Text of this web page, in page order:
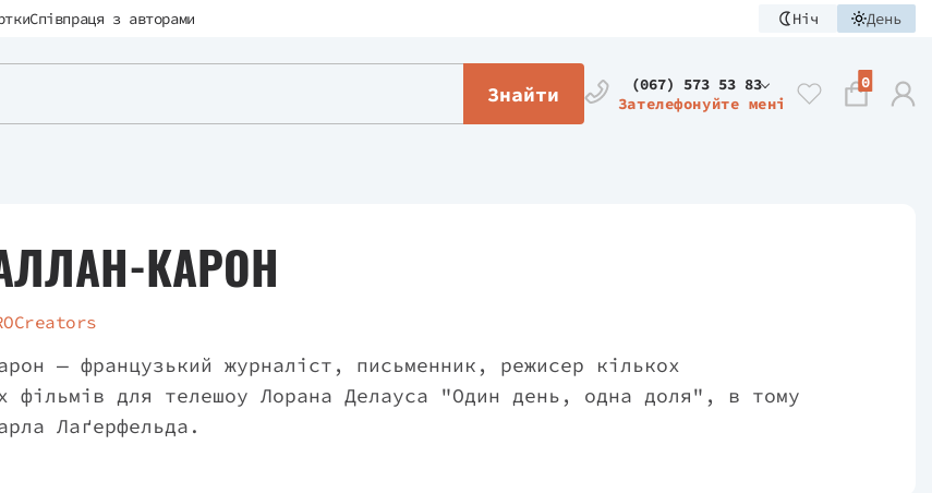
Співпраця з авторами Ніч День
Знайти
(067) 573 53 83
Зателефонуйте мені
0
КАРОН
— французький журналіст, письменник, режисер кількох
фільмів для телешоу Лорана Делауса "Один день, одна доля", в тому
Лаґерфельда.